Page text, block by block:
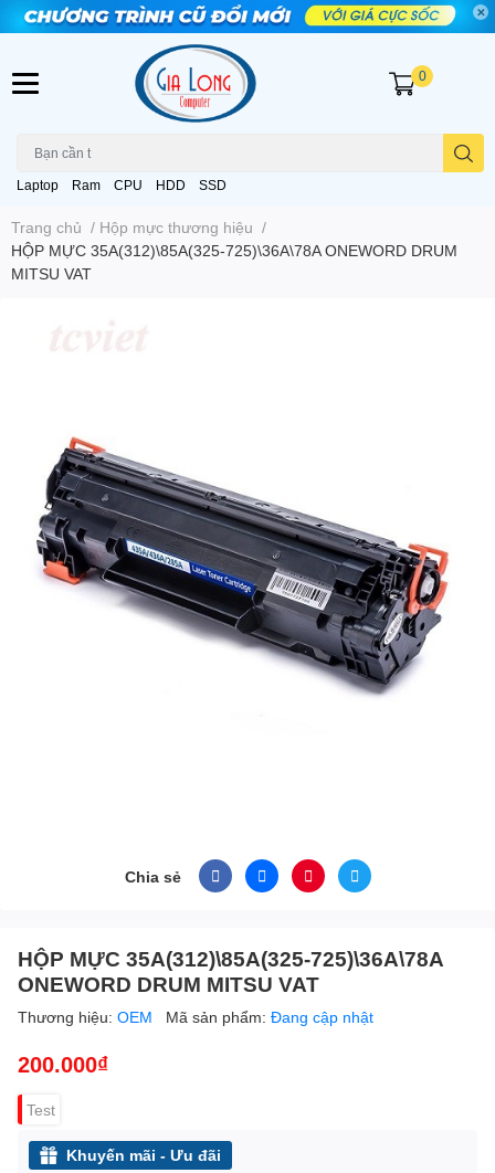
Laptop Ram CPU HDD SSD
0
Trang chủ / Hộp mực thương hiệu /
HỘP MỰC 35A(312)\85A(325-725)\36A\78A ONEWORD DRUM
MITSU VAT
Chia sẻ
HỘP MỰC 35A(312)\85A(325-725)\36A\78A
ONEWORD DRUM MITSU VAT
Thương hiệu: OEM Mã sản phẩm: Đang cập nhật
200.000₫
Test
Khuyến mãi - Ưu đãi